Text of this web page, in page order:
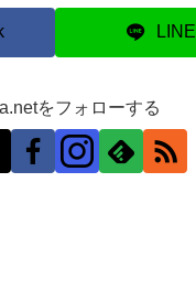
LINE
をフォローする